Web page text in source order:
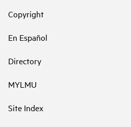
Copyright
En Español
Directory
MYLMU
Site Index